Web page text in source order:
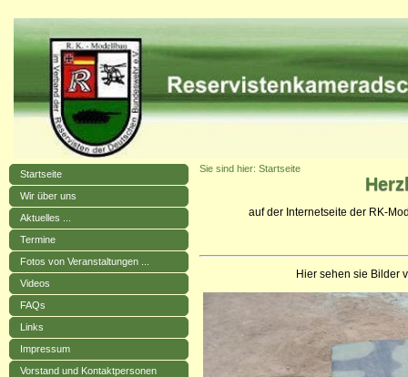
Startseite
Wir über uns
Aktuelles ...
Termine
Fotos von Veranstaltungen ...
Videos
FAQs
Links
Impressum
Vorstand und Kontaktpersonen
Sie sind hier: Startseite
auf der Internetseite der RK-
Hier sehen sie Bilder